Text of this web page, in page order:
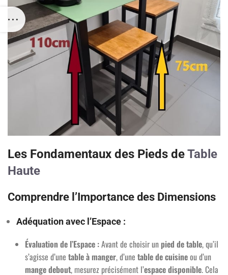
Les Fondamentaux des Pieds deTable
Haute
Comprendre l’Importance des Dimensions
Adéquation avec l’Espace :
Évaluation de l’Espace :Avant de choisir unpied de table, qu’il
s’agisse d’une table à manger, d’une table de cuisineou d’un
mange debout, mesurez précisément l’espace disponible. Cela